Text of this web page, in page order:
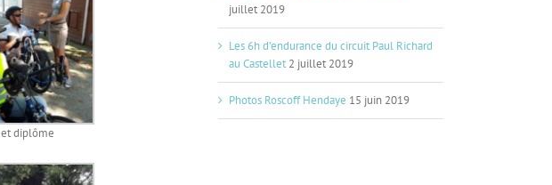
et diplôme
juillet 2019
Les 6h d’endurance du circuit Paul Richard
au Castellet 2 juillet 2019
Photos Roscoff Hendaye 15 juin 2019